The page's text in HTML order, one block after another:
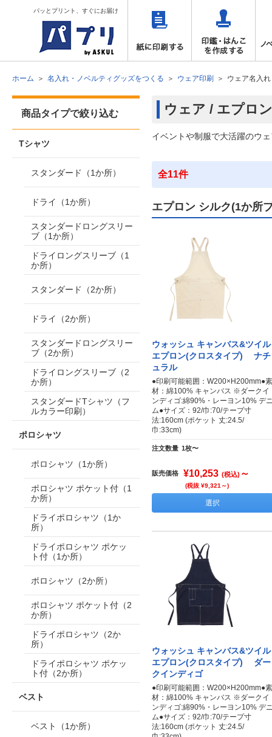
パッとプリント、すぐにお届け
ホーム 名入れ・ノベルティグッズをつくる ウェア印刷 ウェア名入
ウェア / エプロ
イベントや制服で大活躍のウ
全11件
エプロン シルク(1か所
ウォッシュ キャンバス&ツイル
エプロン(クロスタイプ) ナチ
ュラル
●印刷可能範囲：W200×H200mm●素
材：綿100% キャンバス ※ダークイ
ンディゴ:綿90%・レーヨン10% デ
ム●サイズ：92/巾:70/テープ寸
法:160cm (ポケット 丈:24.5/
巾:33cm)
注文数量 1枚〜
販売価格 ¥10,253 (税込) ～
(税抜 ¥9,321～)
選択
ウォッシュ キャンバス&ツイル
エプロン(クロスタイプ) ダー
クインディゴ
●印刷可能範囲：W200×H200mm●素
材：綿100% キャンバス ※ダークイ
ンディゴ:綿90%・レーヨン10% デ
ム●サイズ：92/巾:70/テープ寸
法:160cm (ポケット 丈:24.5/
商品タイプで絞り込む
Tシャツ
スタンダード（1か所）
ドライ（1か所）
スタンダードロングスリー
ブ（1か所）
ドライロングスリーブ（1
か所）
スタンダード（2か所）
ドライ（2か所）
スタンダードロングスリー
ブ（2か所）
ドライロングスリーブ（2
か所）
スタンダードTシャツ（フ
ルカラー印刷）
ポロシャツ
ポロシャツ（1か所）
ポロシャツ ポケット付（1
か所）
ドライポロシャツ（1か
所）
ドライポロシャツ ポケッ
ト付（1か所）
ポロシャツ（2か所）
ポロシャツ ポケット付（2
か所）
ドライポロシャツ（2か
所）
ドライポロシャツ ポケッ
ト付（2か所）
ベスト
ベスト（1か所）